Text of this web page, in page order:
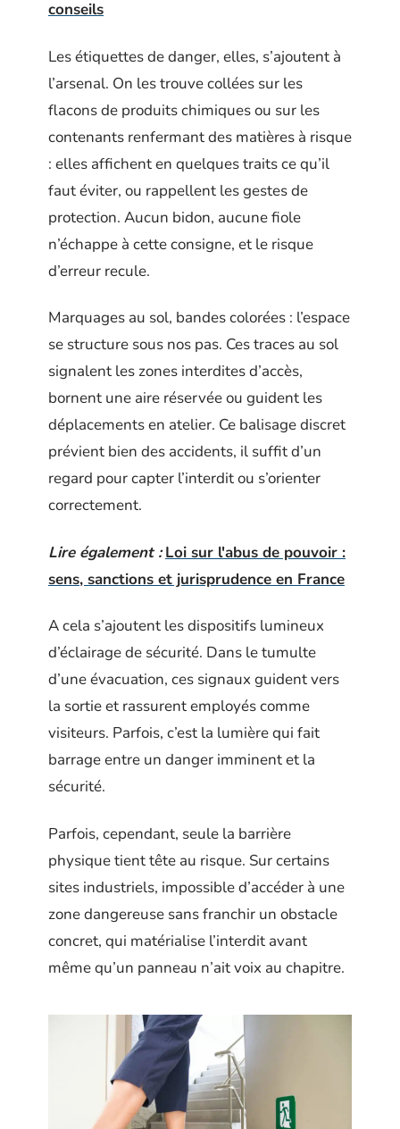
conseils
Les étiquettes de danger, elles, s’ajoutent à
l’arsenal. On les trouve collées sur les
flacons de produits chimiques ou sur les
contenants renfermant des matières à risque
: elles affichent en quelques traits ce qu’il
faut éviter, ou rappellent les gestes de
protection. Aucun bidon, aucune fiole
n’échappe à cette consigne, et le risque
d’erreur recule.
Marquages au sol, bandes colorées : l’espace
se structure sous nos pas. Ces traces au sol
signalent les zones interdites d’accès,
bornent une aire réservée ou guident les
déplacements en atelier. Ce balisage discret
prévient bien des accidents, il suffit d’un
regard pour capter l’interdit ou s’orienter
correctement.
Lire également : Loi sur l'abus de pouvoir :
sens, sanctions et jurisprudence en France
A cela s’ajoutent les dispositifs lumineux
d’éclairage de sécurité. Dans le tumulte
d’une évacuation, ces signaux guident vers
la sortie et rassurent employés comme
visiteurs. Parfois, c’est la lumière qui fait
barrage entre un danger imminent et la
sécurité.
Parfois, cependant, seule la barrière
physique tient tête au risque. Sur certains
sites industriels, impossible d’accéder à une
zone dangereuse sans franchir un obstacle
concret, qui matérialise l’interdit avant
même qu’un panneau n’ait voix au chapitre.